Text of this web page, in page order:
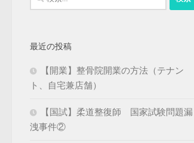
索:
最近の投稿
【開業】整骨院開業の方法（テナン
ト、自宅兼店舗）
【国試】柔道整復師 国家試験問題漏
洩事件②